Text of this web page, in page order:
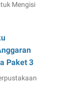
Mengisi
Paket 3